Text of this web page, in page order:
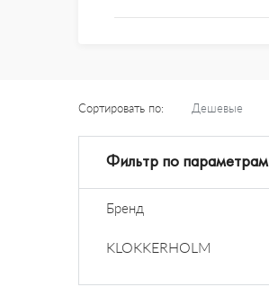
Сортировать по: Дешевые
Фильтр по параметрам
Бренд
KLOKKERHOLM